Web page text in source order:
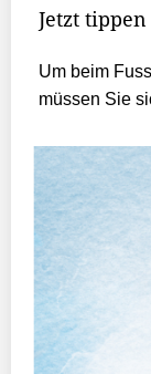
Jetzt
Um beim
müssen Sie